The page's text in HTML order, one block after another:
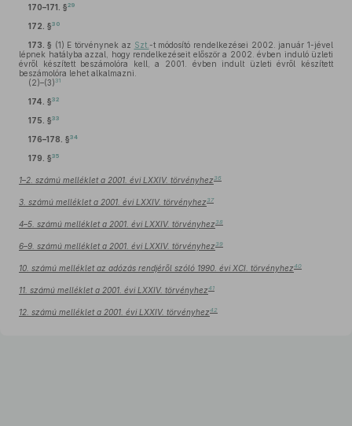
170–171. §29
172. §30
173. § (1) E törvénynek az Szt. -t módosító rendelkezései 2002. január 1-jével
lépnek hatályba azzal, hogy rendelkezéseit először a 2002. évben induló üzleti
évről készített beszámolóra kell, a 2001. évben indult üzleti évről készített
beszámolóra lehet alkalmazni.
(2)–(3) 31
174. §32
175. §33
176–178. §34
179. §35
1–2. számú melléklet a 2001. évi LXXIV. törvényhez 36
3. számú melléklet a 2001. évi LXXIV. törvényhez 37
4–5. számú melléklet a 2001. évi LXXIV. törvényhez 38
6–9. számú melléklet a 2001. évi LXXIV. törvényhez 39
10. számú melléklet az adózás rendjéről szóló 1990. évi XCI. törvényhez40
11. számú melléklet a 2001. évi LXXIV. törvényhez41
12. számú melléklet a 2001. évi LXXIV. törvényhez42